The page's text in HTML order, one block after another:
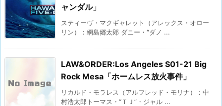
ャンダル」
スティーヴ・マクギャレット（アレックス・オロー
リン）：網島郷太郎 ダニー・“ダノ ...
LAW&ORDER:Los Angeles S01-21 Big
Rock Mesa「ホームレス放火事件」
リカルド・モラレス（アルフレッド・モリナ）：中
村浩太郎トーマス・“ＴＪ”・ジャル ...